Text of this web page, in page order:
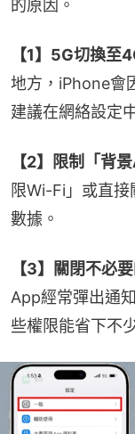
的原因。
【1】5G切換至
地方，iPhone會
建議在網絡設定
【2】限制「背
限Wi-Fi」或直
數據。
【3】關閉不必
App經常彈出通
些權限能省下不